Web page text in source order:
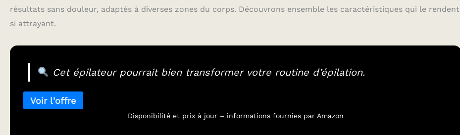
résultats sans douleur, adaptés à diverses zones du corps. Découvrons ensemble les caractéristiques qui le rendent
si attrayant.
Cet épilateur pourrait bien transformer votre routine d’épilation.
Disponibilité et prix à jour – informations fournies par Amazon